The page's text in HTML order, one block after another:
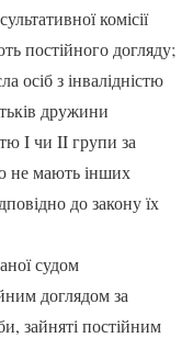
комісії
постійного догляду;
осіб з інвалідністю
дружини
I чи II групи за
не мають інших
до закону їх
судом
доглядом за
зайняті постійним